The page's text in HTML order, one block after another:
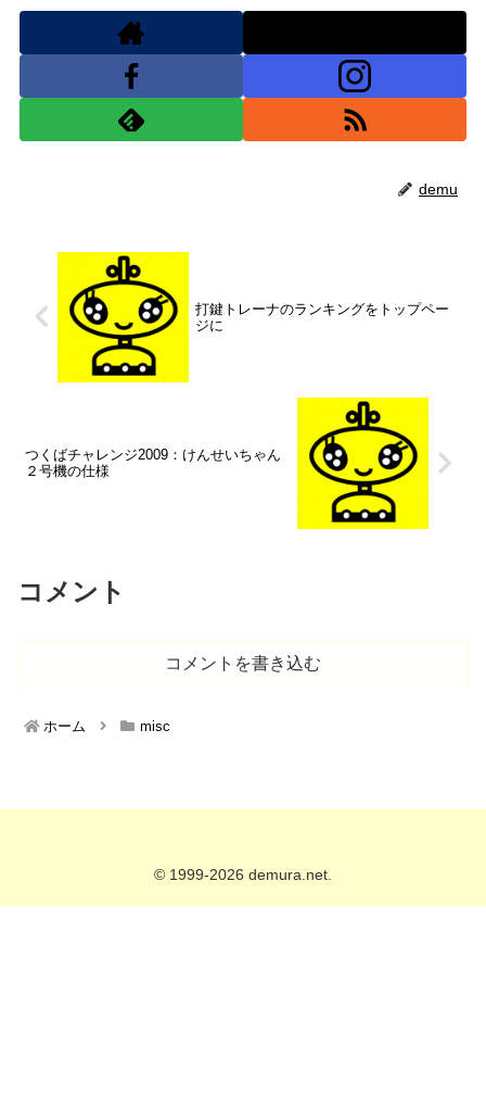
demu
打鍵トレーナのランキングをトップペー
ジに
つくばチャレンジ2009：けんせいちゃん
２号機の仕様
コメント
コメントを書き込む
ホーム misc
© 1999-2026 demura.net.